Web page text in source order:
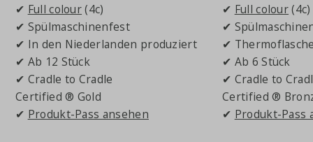
✔ Full colour(4c)
✔ Spülmaschinenfest
✔ In den Niederlanden produziert
✔ Ab 12 Stück
✔ Cradle to Cradle
Certified ® Gold
✔ Produkt-Pass ansehen
✔ Full colour(4c)
✔
✔
✔ Ab 6 Stück
✔ Cradle to
Certified ®
✔ Produkt-Pass